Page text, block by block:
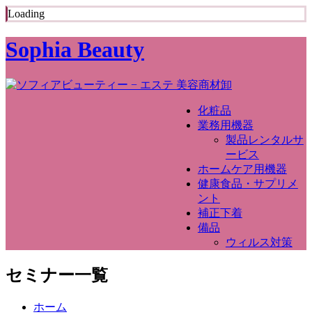
Loading
Sophia Beauty
化粧品
業務用機器
製品レンタルサ
ービス
ホームケア用機器
健康食品・サプリメ
ント
補正下着
備品
ウィルス対策
セミナー一覧
ホーム